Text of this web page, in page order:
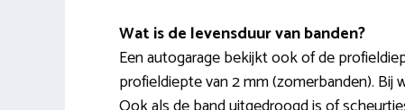
Wat is de levensduur van banden?
Een autogarage bekijkt ook of de
profieldiepte van 2 mm (zomerbanden).